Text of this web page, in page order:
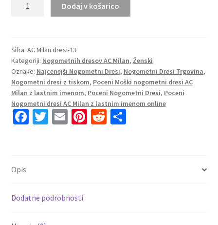
Dresi
AC
Milan
Domači
2024-
25
rdeča
Dodaj v košarico
Šifra: AC Milan dresi-13
Kategoriji: Nogometnih dresov AC Milan, Ženski
Oznake: Najcenejši Nogometni Dresi, Nogometni Dresi Trgovina,
Nogometni dresi z tiskom, Poceni Moški nogometni dresi AC
Milan z lastnim imenom, Poceni Nogometni Dresi, Poceni
Nogometni dresi AC Milan z lastnim imenom online
Fa
k
T E Pi R S
Opis
Dodatne podrobnosti